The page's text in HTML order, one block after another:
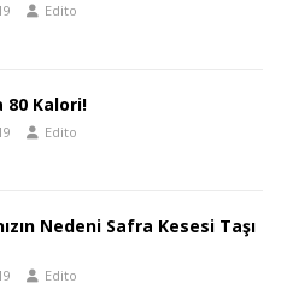
Edito
80 Kalori!
Edito
Nedeni Safra Kesesi Taşı
Edito